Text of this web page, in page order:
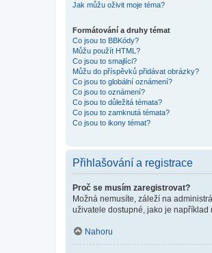
Jak můžu oživit moje téma?
Formátování a druhy témat
Co jsou to BBKódy?
Můžu použít HTML?
Co jsou to smajlíci?
Můžu do příspěvků přidávat obrázky?
Co jsou to globální oznámení?
Co jsou to oznámení?
Co jsou to důležitá témata?
Co jsou to zamknutá témata?
Co jsou to ikony témat?
Přihlašování a registrace
Proč se musím zaregistrovat?
Možná nemusíte, záleží na
uživatele dostupné, jako je například
Nahoru